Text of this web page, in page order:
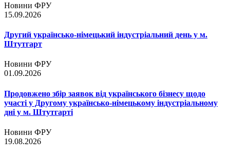
Новини ФРУ
15.09.2026
Другий українсько-німецький індустріальний день у м.
Штутгарт
Новини ФРУ
01.09.2026
Продовжено збір заявок від українського бізнесу щодо
участі у Другому українсько-німецькому індустріальному
дні у м. Штутгарті
Новини ФРУ
19.08.2026